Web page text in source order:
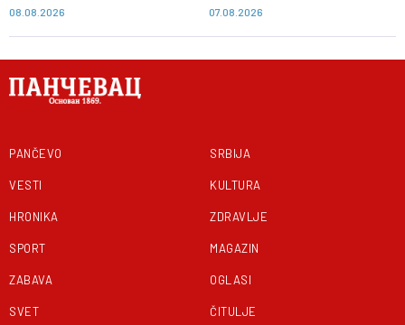
08.08.2026 07.08.2026
PANČEVO
VESTI
HRONIKA
SPORT
ZABAVA
SVET
SRBIJA
KULTURA
ZDRAVLJE
MAGAZIN
OGLASI
ČITULJE